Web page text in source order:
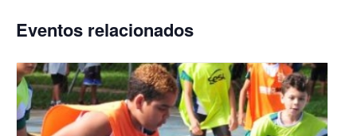
Eventos relacionados